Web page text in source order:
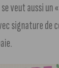
veut aussi un
signature de